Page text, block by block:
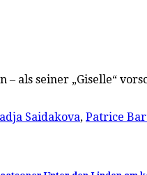
als seiner „Giselle“
Saidakova, Patrice